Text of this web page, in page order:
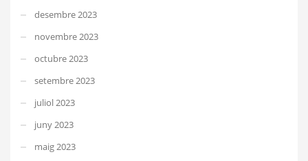
desembre 2023
novembre 2023
octubre 2023
setembre 2023
juliol 2023
juny 2023
maig 2023